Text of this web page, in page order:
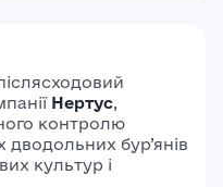
Нертус,
контролю
дводольних бур’янів
культур і